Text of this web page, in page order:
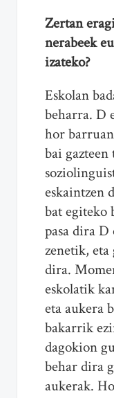
Zertan
nerabeek
izateko?
Eskolan
beharra. D
hor
bai
eskaintzen
bat egiteko
pasa dira
zenetik,
dira.
eskolatik
eta aukera
bakarrik
dagokion
behar dira
aukerak.